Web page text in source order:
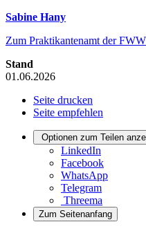
Sabine Hany
Zum Praktikantenamt der FWW
Stand
01.06.2026
Seite drucken
Seite empfehlen
Optionen zum Teilen
LinkedIn
Facebook
WhatsApp
Telegram
Threema
Zum Seitenanfang